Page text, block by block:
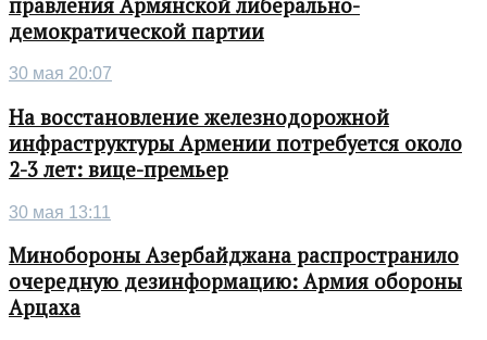
демократической партии
30 мая 20:07
На восстановление железнодорожной
инфраструктуры Армении потребуется около
2-3 лет: вице-премьер
30 мая 13:11
Минобороны Азербайджана распространило
очередную дезинформацию: Армия обороны
Арцаха